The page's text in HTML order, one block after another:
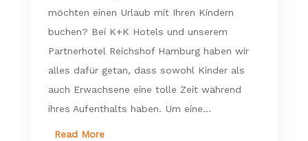
möchten einen Urlaub mit Ihren Kindern
buchen? Bei K+K Hotels und unserem
Partnerhotel Reichshof Hamburg haben wir
alles dafür getan, dass sowohl Kinder als
auch Erwachsene eine tolle Zeit während
ihres Aufenthalts haben. Um eine...
Read More